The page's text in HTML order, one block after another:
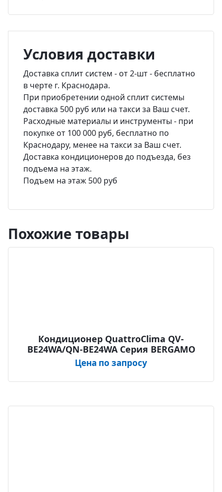
Условия доставки
Доставка сплит систем - от 2-шт - бесплатно
в черте г. Краснодара.
При приобретении одной сплит системы
доставка 500 руб или на такси за Ваш счет.
Расходные материалы и инструменты - при
покупке от 100 000 руб, бесплатно по
Краснодару, менее на такси за Ваш счет.
Доставка кондиционеров до подъезда, без
подъема на этаж.
Подъем на этаж 500 руб
Похожие товары
Кондиционер QuattroClima QV-
BE24WA/QN-BE24WA Серия BERGAMO
Цена по запросу